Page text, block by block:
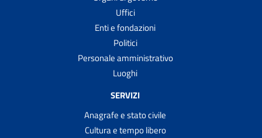
Uffici
Enti e fondazioni
Politici
Personale amministrativo
Luoghi
SERVIZI
Anagrafe e stato civile
Cultura e tempo libero